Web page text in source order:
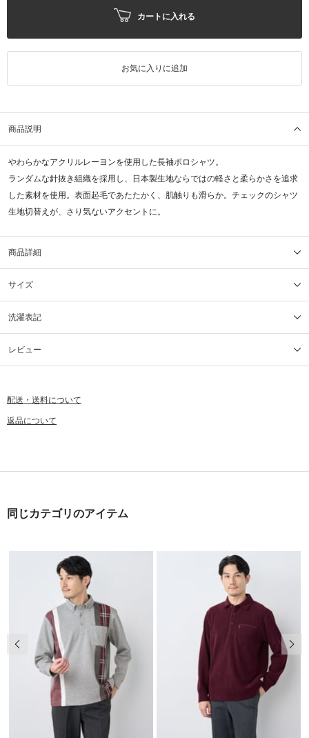
カートに入れる
お気に入りに追加
商品説明
やわらかなアクリルレーヨンを使用した長袖ポロシャツ。
ランダムな針抜き組織を採用し、日本製生地ならではの軽さと柔らかさを追求
した素材を使用。表面起毛であたたかく、肌触りも滑らか。チェックのシャツ
生地切替えが、さり気ないアクセントに。
商品詳細
サイズ
洗濯表記
レビュー
配送・送料について
返品について
同じカテゴリのアイテム
前の画像